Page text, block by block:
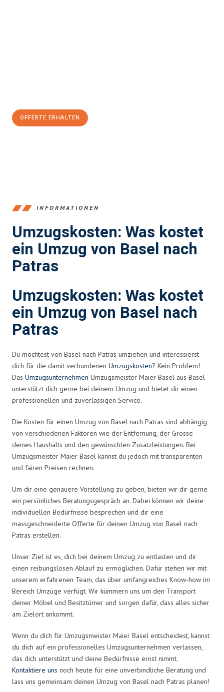
OFFERTE ERHALTEN
INFORMATIONEN
Umzugskosten: Was kostet
ein Umzug von Basel nach
Patras
Umzugskosten: Was kostet
ein Umzug von Basel nach
Patras
Du möchtest von Basel nach Patras umziehen und interessierst
dich für die damit verbundenen Umzugskosten? Kein Problem!
Das Umzugsunternehmen Umzugsmeister Maier Basel aus Basel
unterstützt dich gerne bei deinem Umzug und bietet dir einen
professionellen und zuverlässigen Service.
Die Kosten für einen Umzug von Basel nach Patras sind abhängig
von verschiedenen Faktoren wie der Entfernung, der Grösse
deines Haushalts und den gewünschten Zusatzleistungen. Bei
Umzugsmeister Maier Basel kannst du jedoch mit transparenten
und fairen Preisen rechnen.
Um dir eine genauere Vorstellung zu geben, bieten wir dir gerne
ein persönliches Beratungsgespräch an. Dabei können wir deine
individuellen Bedürfnisse besprechen und dir eine
massgeschneiderte Offerte für deinen Umzug von Basel nach
Patras erstellen.
Unser Ziel ist es, dich bei deinem Umzug zu entlasten und dir
einen reibungslosen Ablauf zu ermöglichen. Dafür stehen wir mit
unserem erfahrenen Team, das über umfangreiches Know-how im
Bereich Umzüge verfügt. Wir kümmern uns um den Transport
deiner Möbel und Besitztümer und sorgen dafür, dass alles sicher
am Zielort ankommt.
Wenn du dich für Umzugsmeister Maier Basel entscheidest, kannst
du dich auf ein professionelles Umzugsunternehmen verlassen,
das dich unterstützt und deine Bedürfnisse ernst nimmt.
Kontaktiere uns noch heute für eine unverbindliche Beratung und
lass uns gemeinsam deinen Umzug von Basel nach Patras planen!